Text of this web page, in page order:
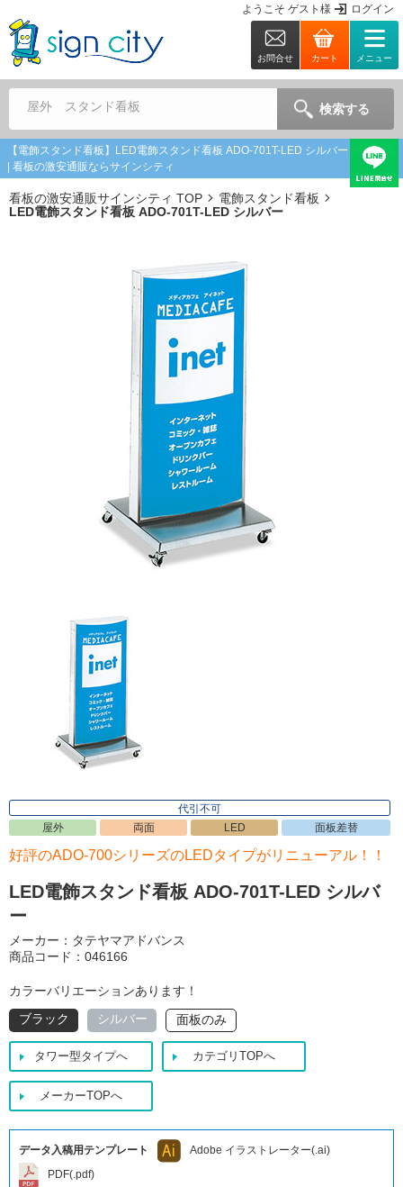
ようこそ ゲスト 様 ログイン
お問合せ カート メニュー
屋外 スタンド看板 検索する
【電飾スタンド看板】LED電飾スタンド看板 ADO-701T-LED シルバー 商品詳細
| 看板の激安通販ならサインシティ
看板の激安通販サインシティ TOP
電飾スタンド看板
LED電飾スタンド看板 ADO-701T-LED シルバー
代引不可
屋外
両面 LED 面板差替
好評のADO-700シリーズのLEDタイプがリニューアル！！
LED電飾スタンド看板 ADO-701T-LED シルバ
ー
メーカー：タテヤマアドバンス
商品コード：046166
カラーバリエーションあります！
ブラック
シルバー 面板のみ
タワー型タイプへ カテゴリTOPへ
メーカーTOPへ
データ入稿用テンプレート
Adobe イラストレーター(.ai)
PDF(.pdf)